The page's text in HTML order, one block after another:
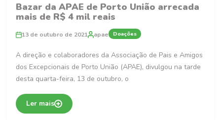
Bazar da APAE de Porto União arrecada
mais de R$ 4 mil reais
13 de outubro de 2021 apae Doações
A direção e colaboradores da Associação de Pais e Amigos
dos Excepcionais de Porto União (APAE), divulgou na tarde
desta quarta-feira, 13 de outubro, o
Ler mais